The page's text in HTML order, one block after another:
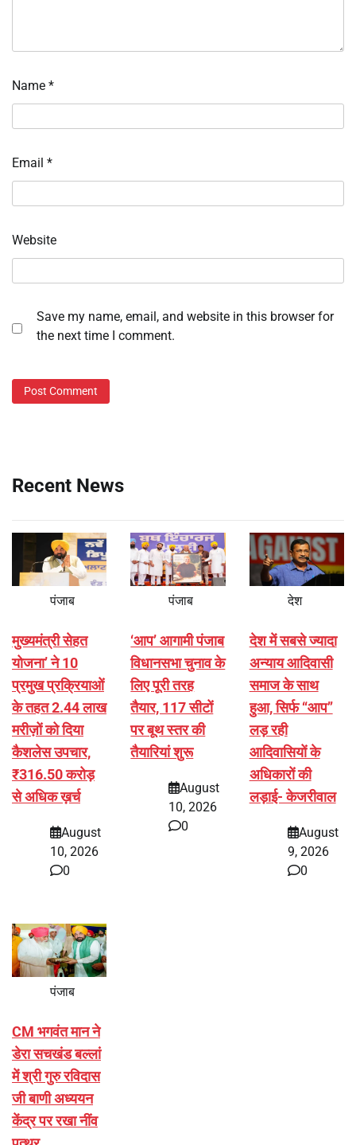
Name *
Email *
Website
Save my name, email, and website in this browser for
the next time I comment.
Recent News
पंजाब
मुख्यमंत्री सेहत
योजना’ ने 10
प्रमुख प्रक्रियाओं
के तहत 2.44 लाख
मरीज़ों को दिया
कैशलेस उपचार,
₹316.50 करोड़
से अधिक ख़र्च
August
10, 2026
0
पंजाब
‘आप’ आगामी पंजाब
विधानसभा चुनाव के
लिए पूरी तरह
तैयार, 117 सीटों
पर बूथ स्तर की
तैयारियां शुरू
August
10, 2026
0
देश
देश में सबसे ज्यादा
अन्याय आदिवासी
समाज के साथ
हुआ, सिर्फ ‘‘आप’’
लड़ रही
आदिवासियों के
अधिकारों की
लड़ाई- केजरीवाल
August
9, 2026
0
पंजाब
CM भगवंत मान ने
डेरा सचखंड बल्लां
में श्री गुरु रविदास
जी बाणी अध्ययन
केंद्र पर रखा नींव